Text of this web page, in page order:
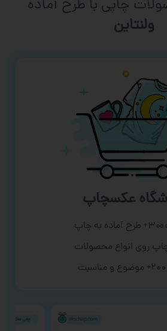
چاپی با طرح آماده
ورزشی
عکسچاپ
طرح آماده به چاپ
روی انواع محصولات
۲۰۰+ موضوع و مناسبت